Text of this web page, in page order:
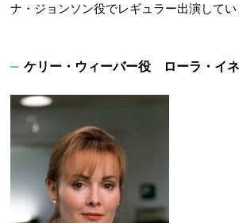
ナ・ジョンソン役でレギュラー出演してい
ケリー・ウィーバー役 ローラ・イ